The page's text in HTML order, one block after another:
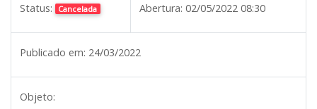
Status: Cancelada Abertura: 02/05/2022 08:30
Publicado em: 24/03/2022
Objeto: